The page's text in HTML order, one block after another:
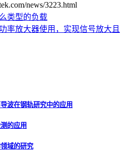
news/3223.html
类型的负载
率放大器使用，实现信号放大且
波在钢轨研究中的应用
的应用
域的研究